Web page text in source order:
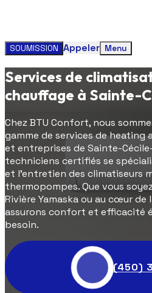
SOUMISSION Appeler Menu
Services de
chauffage à Sainte-
Chez BTU Confort, nous
gamme de services de heating
et entreprises de Sainte-
techniciens certifiés se
et l'entretien des climatiseurs
thermopompes. Que vous
Rivière Yamaska ou au cœur de
assurons confort et efficacité
besoin.
(450)